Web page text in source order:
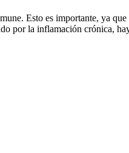
Esto es importante, ya
por la inflamación crónica,